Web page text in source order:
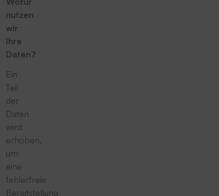
nutzen
wir
Ihre
Daten?
Ein
Teil
der
Daten
wird
erhoben,
um
eine
fehlerfreie
Bereitstellung